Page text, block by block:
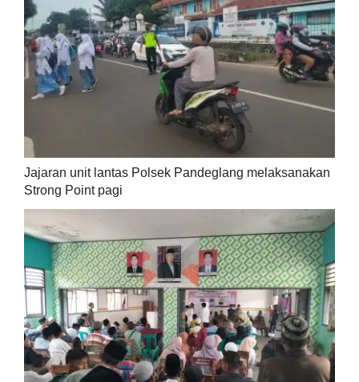
Jajaran unit lantas Polsek Pandeglang melaksanakan
Strong Point pagi